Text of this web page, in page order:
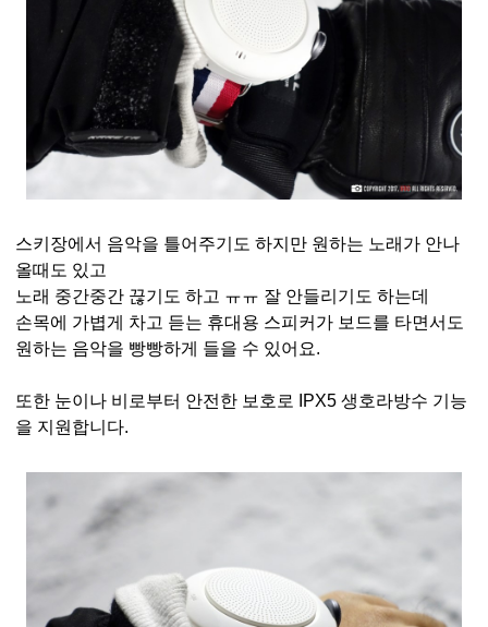
스키장에서 음악을 틀어주기도 하지만 원하는 노래가 안나
올때도 있고
노래 중간중간 끊기도 하고 ㅠㅠ 잘 안들리기도 하는데
손목에 가볍게 차고 듣는 휴대용 스피커가 보드를 타면서도
원하는 음악을 빵빵하게 들을 수 있어요.
또한 눈이나 비로부터 안전한 보호로 IPX5 생호라방수 기능
을 지원합니다.